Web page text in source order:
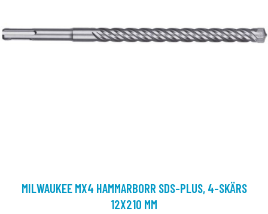
MILWAUKEE MX4 HAMMARBORR SDS-PLUS, 4-SKÄRS
12X210 MM